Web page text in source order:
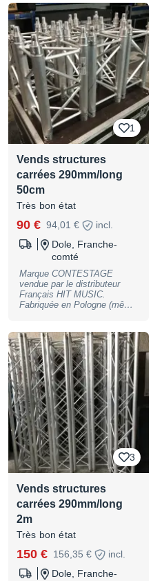
carrée 290mm 60x60cm
REF:TOT-BASEground Idéal
pour des petits totems.
Quelques rayures
d'utilisation. Avec 4 demis-
manchons. 9 pièces
disponibles. Le prix est
unitaire. Possibilité de
livraison en sus. Prix ferme.
1
Vends structures
carrées 290mm/long
50cm
Très bon état
90 € 94,01 €
incl.
Dole, Franche-
comté
Marque CONTESTAGE
vendue par le distributeur
Français HIT MUSIC.
Fabriquée en Pologne (même
290mm de 50cm, ref:
QUA29-050 Super état et
propres! Manchons fixés
avec goupilles écrous nylstop
13mm + goupilles de
jonctions. 7 pièces
disponibles. Le prix est
unitaire. Possibilité de
livraison en sus. Prix ferme.
3
Vends structures
carrées 290mm/long
2m
Très bon état
150 € 156,35 €
incl.
Dole, Franche-